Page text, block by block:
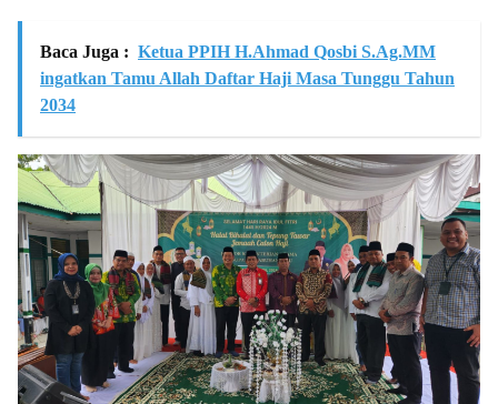
Baca Juga : Ketua PPIH H.Ahmad Qosbi S.Ag.MM
ingatkan Tamu Allah Daftar Haji Masa Tunggu Tahun
2034